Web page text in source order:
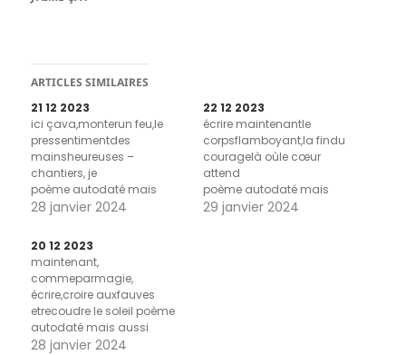
ARTICLES SIMILAIRES
21 12 2023
ici çava,monterun feu,le
pressentimentdes
mainsheureuses –
chantiers, je
poème autodaté mais
aussi poème de titres
28 janvier 2024
22 12 2023
écrire maintenantle
corpsflamboyant,la findu
couragelà oùle cœur
attend
poème autodaté mais
aussi poème de titres
29 janvier 2024
20 12 2023
maintenant,
commeparmagie,
écrire,croire auxfauves
etrecoudre le soleil poème
autodaté mais aussi
poème de titres
28 janvier 2024